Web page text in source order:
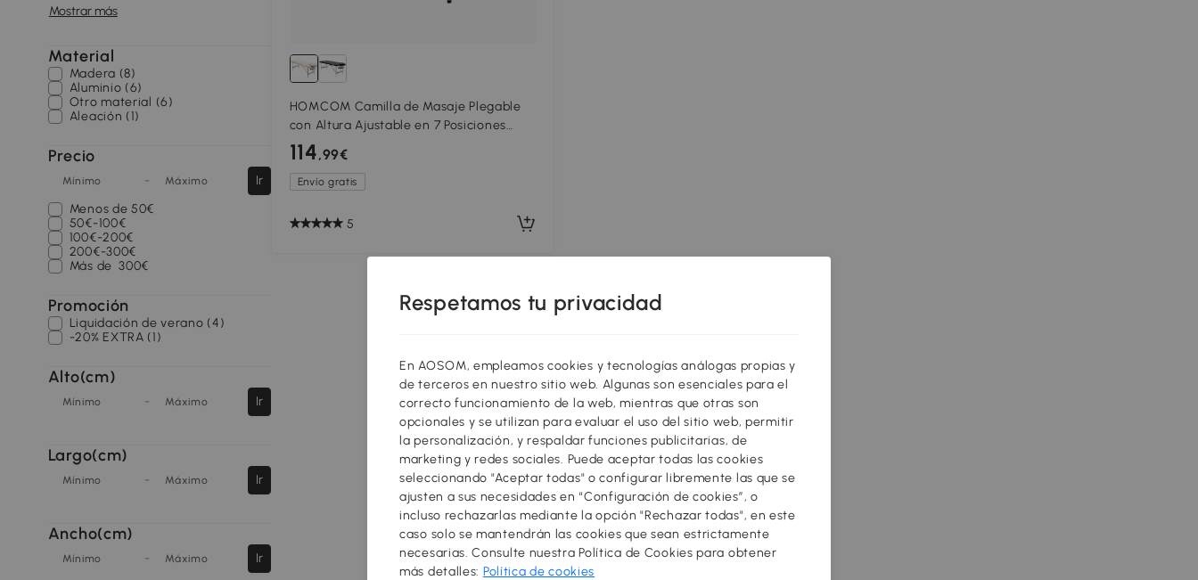
Mostrar más
Material
Madera (8)
Aluminio (6)
Otro material (6)
Aleación (1)
Precio
Mínimo - Máximo
Ir
Menos de50€
50€-100€
100€-200€
200€-300€
Más de300€
Promoción
Liquidación de verano (4)
-20% EXTRA (1)
Alto(cm)
Mínimo - Máximo Ir
Largo(cm)
Mínimo - Máximo Ir
Ancho(cm)
Mínimo - Máximo Ir
HOMCOM Camilla de Masaje Plegable
con Altura Ajustable en 7 Posiciones
Reposacabezas y Apoyabrazos
185x70x58-82 cm Beige
114,99€
Envío gratis
5
Respetamos tu privacidad
En AOSOM, empleamos cookies y tecnologías análogas propias y
de terceros en nuestro sitio web. Algunas son esenciales para el
correcto funcionamiento de la web, mientras que otras son
opcionales y se utilizan para evaluar el uso del sitio web, permitir
la personalización, y respaldar funciones publicitarias, de
marketing y redes sociales. Puede aceptar todas las cookies
seleccionando "Aceptar todas" o configurar libremente las que se
ajusten a sus necesidades en “Configuración de cookies”, o
incluso rechazarlas mediante la opción "Rechazar todas", en este
caso solo se mantendrán las cookies que sean estrictamente
necesarias. Consulte nuestra Política de Cookies para obtener
más detalles: Política de cookies